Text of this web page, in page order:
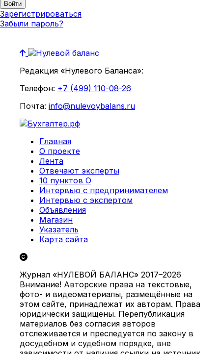
Зарегистрироваться
Забыли пароль?
Редакция «Нулевого Баланса»:
Телефон: +7 (499) 110-08-26
Почта: info@nulevoybalans.ru
Главная
О проекте
Лента
Отвечают эксперты
10 пунктов О
Интервью с предпринимателем
Интервью с экспертом
Объявления
Магазин
Указатель
Карта сайта
Журнал «НУЛЕВОЙ БАЛАНС» 2017–2026
Внимание! Авторские права на текстовые,
фото- и видеоматериалы, размещённые на
этом сайте, принадлежат их авторам. Права
юридически защищены. Перепубликация
материалов без согласия авторов
отслеживается и преследуется по закону в
досудебном и судебном порядке, вне